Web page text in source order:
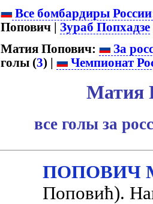
Все бомбардиры
Попович | Зураб Попхадзе
Матия Попович:
За
голы (3) | Чемпионат
Матия
все голы за
ПОПОВИЧ
Поповић).